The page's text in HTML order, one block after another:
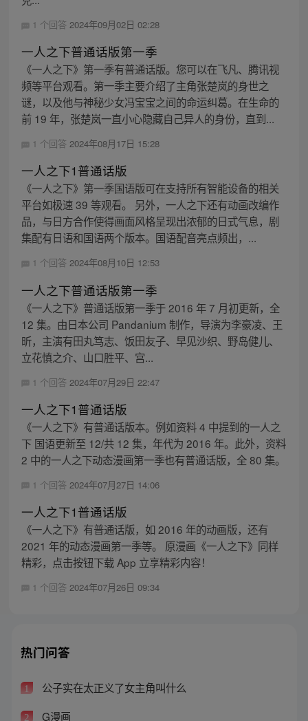
1 个回答 2024年09月02日 02:28
一人之下普通话版第一季
《一人之下》第一季有普通话版。您可以在飞凡、腾讯视
频等平台观看。第一季主要介绍了主角张楚岚的身世之
谜，以及他与神秘少女冯宝宝之间的命运纠葛。在生命的
前 19 年，张楚岚一直小心隐藏自己异人的身份，直到...
1 个回答 2024年08月17日 15:28
一人之下1普通话版
《一人之下》第一季国语版可在支持所有智能设备的相关
平台如极速 39 等观看。 另外，一人之下还有动画改编作
品，与日方合作使得画面风格呈现出浓郁的日式气息，剧
集配有日语和国语两个版本。国语配音亮点频出，...
1 个回答 2024年08月10日 12:53
一人之下普通话版第一季
《一人之下》普通话版第一季于 2016 年 7 月初更新，全
12 集。由日本公司 Pandanium 制作，导演为李豪凌、王
昕，主演有田丸笃志、饭田友子、早见沙织、野岛健儿、
立花慎之介、山口胜平、宫...
1 个回答 2024年07月29日 22:47
一人之下1普通话版
《一人之下》有普通话版本。例如资料 4 中提到的一人之
下 国语更新至 12/共 12 集，年代为 2016 年。此外，资料
2 中的一人之下动态漫画第一季也有普通话版，全 80 集。
1 个回答 2024年07月27日 14:06
一人之下1普通话版
《一人之下》有普通话版，如 2016 年的动画版，还有
2021 年的动态漫画第一季等。 原漫画《一人之下》同样
精彩，点击按钮下载 App 立享精彩内容！
1 个回答 2024年07月26日 09:34
热门问答
1 公子实在太正义了女主角叫什么
2 G漫画